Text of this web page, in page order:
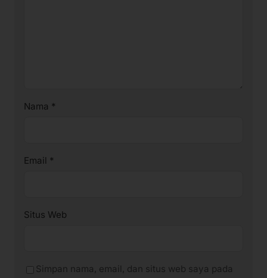
Nama *
Email *
Situs Web
Simpan nama, email, dan situs web saya pada